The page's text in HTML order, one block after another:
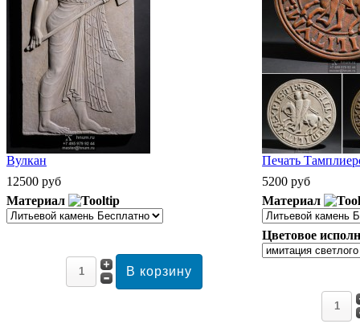
Вулкан
12500 руб
Материал
Печать
5200 руб
Материал
Цветовое